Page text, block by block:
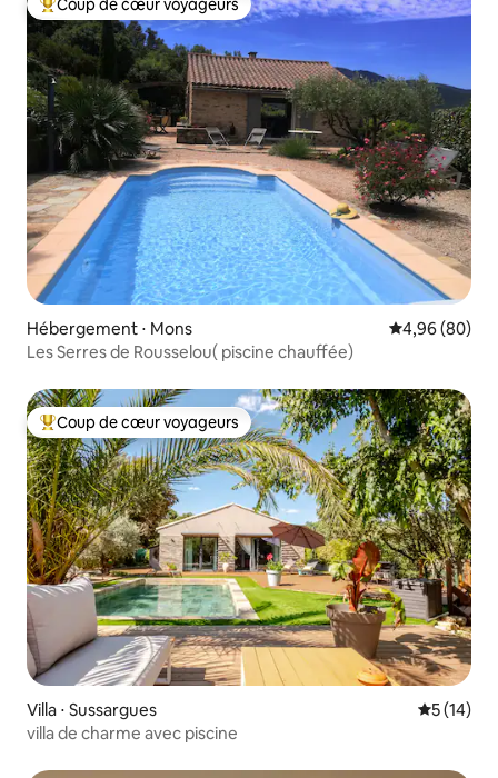
Coups de cœur voyageurs les plus appréciés
Coup de cœur voyageurs
Hébergement ⋅ Mons Évaluation
4,96 (80)
Les Serres de Rousselou( piscine chauffée)
Coups de cœur voyageurs les plus appréciés
Coup de cœur voyageurs
Villa ⋅ Sussargues
5 (14)
villa de charme avec piscine